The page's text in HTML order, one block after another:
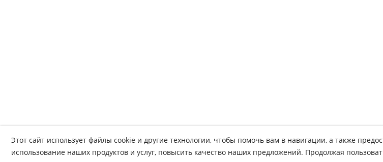
Этот сайт использует файлы cookie и другие технологии, чтобы помочь вам в навигации, а также
использование наших продуктов и услуг, повысить качество наших предложений. Продолжая